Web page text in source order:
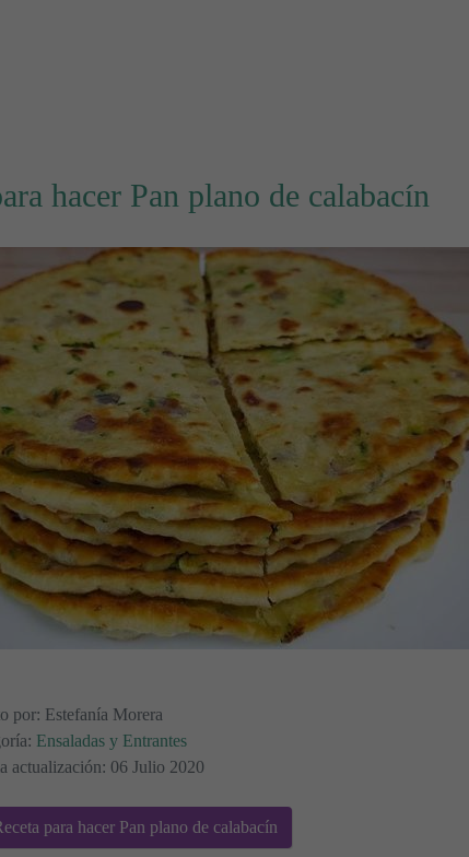
hacer Pan plano de calabacín
por: Estefanía Morera
Ensaladas y Entrantes
actualización: 06 Julio 2020
para hacer Pan plano de calabacín